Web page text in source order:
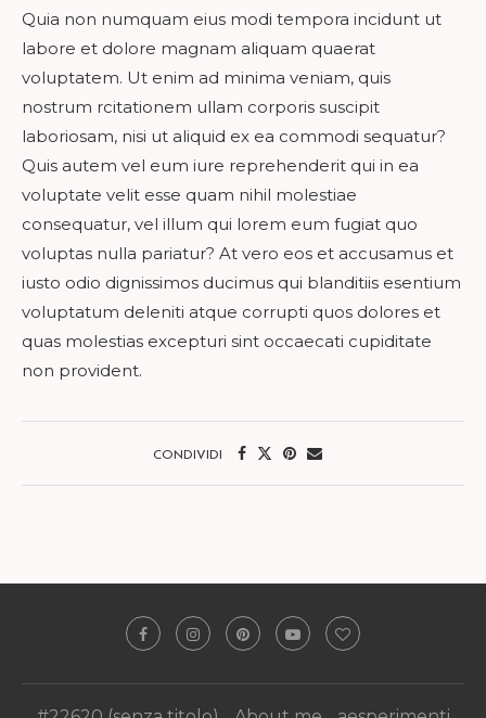
Quia non numquam eius modi tempora incidunt ut
labore et dolore magnam aliquam quaerat
voluptatem. Ut enim ad minima veniam, quis
nostrum rcitationem ullam corporis suscipit
laboriosam, nisi ut aliquid ex ea commodi sequatur?
Quis autem vel eum iure reprehenderit qui in ea
voluptate velit esse quam nihil molestiae
consequatur, vel illum qui lorem eum fugiat quo
voluptas nulla pariatur? At vero eos et accusamus et
iusto odio dignissimos ducimus qui blanditiis esentium
voluptatum deleniti atque corrupti quos dolores et
quas molestias excepturi sint occaecati cupiditate
non provident.
CONDIVIDI